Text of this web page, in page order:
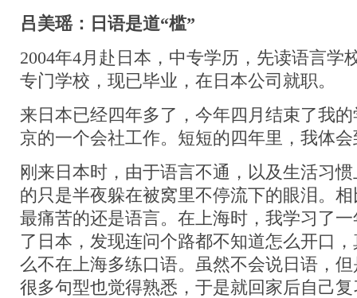
吕美瑶：日语是道“槛”
2004年4月赴日本，中专学历，先读语言学
专门学校，现已毕业，在日本公司就职。
来日本已经四年多了，今年四月结束了我
京的一个会社工作。短短的四年里，我体
刚来日本时，由于语言不通，以及生活习
的只是半夜躲在被窝里不停流下的眼泪。
最痛苦的还是语言。在上海时，我学习了
了日本，发现连问个路都不知道怎么开口
么不在上海多练口语。虽然不会说日语，
很多句型也觉得熟悉，于是就回家后自己